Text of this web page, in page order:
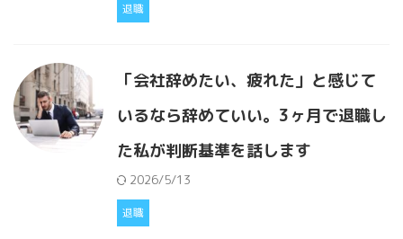
退職
「会社辞めたい、疲れた」と感じて
いるなら辞めていい。3ヶ月で退職し
た私が判断基準を話します
2026/5/13
退職